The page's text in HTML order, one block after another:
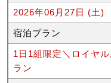
2026年06月27日 (土)
宿泊プラン
1日1組限定＼ロイヤ
ラン